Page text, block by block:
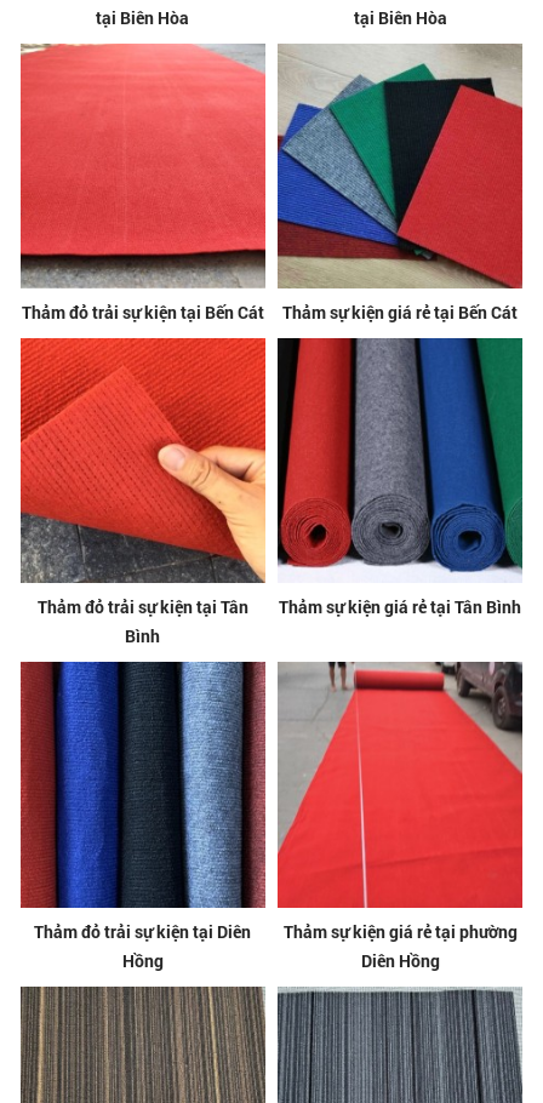
tại Biên Hòa
tại Biên Hòa
Thảm đỏ trải sự kiện tại Bến Cát Thảm sự kiện giá rẻ tại Bến Cát
Thảm đỏ trải sự kiện tại Tân
Bình
Thảm sự kiện giá rẻ tại Tân Bình
Thảm đỏ trải sự kiện tại Diên
Hồng
Thảm sự kiện giá rẻ tại phường
Diên Hồng